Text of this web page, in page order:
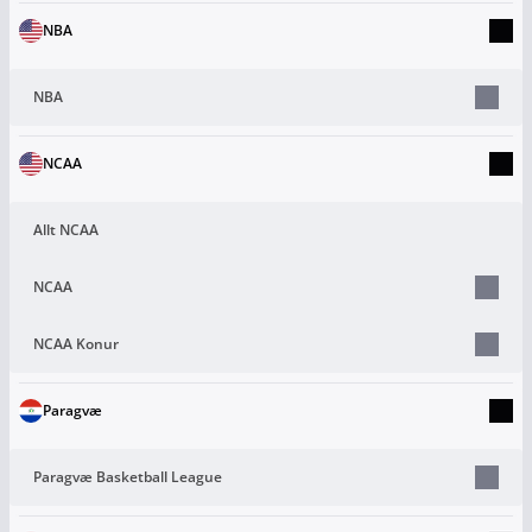
NBA
NBA
NCAA
Allt NCAA
NCAA
NCAA Konur
Paragvæ
Paragvæ Basketball League